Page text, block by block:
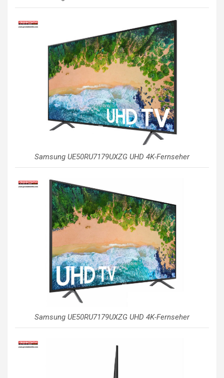
Samsung UE50RU7179UXZG UHD 4K-Fernseher
Samsung UE50RU7179UXZG UHD 4K-Fernseher